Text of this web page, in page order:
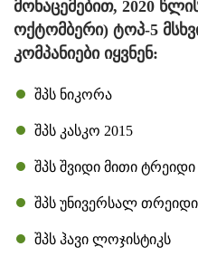
მონაცემებით, 2020
ოქტომბერი) ტოპ-5
კომპანიები იყვნენ:
შპს ნიკორა
შპს კასკო 2015
შპს შვიდი მითი ტრეიდი
შპს უნივერსალ
შპს ჰავი ლოჯისტიკს